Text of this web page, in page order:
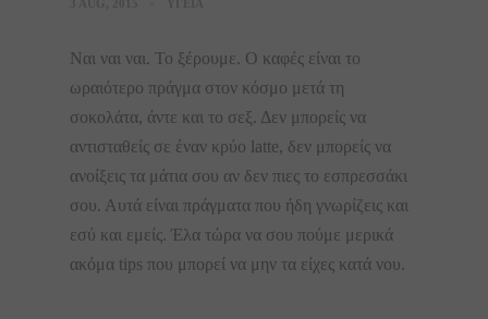
Ναι ναι ναι. Το ξέρουμε. Ο καφές είναι το
ωραιότερο πράγμα στον κόσμο μετά τη
σοκολάτα, άντε και το σεξ. Δεν μπορείς να
αντισταθείς σε έναν κρύο latte, δεν μπορείς να
ανοίξεις τα μάτια σου αν δεν πιες το εσπρεσσάκι
σου. Αυτά είναι πράγματα που ήδη γνωρίζεις και
εσύ και εμείς. Έλα τώρα να σου πούμε μερικά
ακόμα tips που μπορεί να μην τα είχες κατά νου.